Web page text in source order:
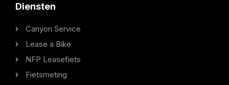
Diensten
Canyon Service
Lease a Bike
NFP Leasefiets
Fietsmeting